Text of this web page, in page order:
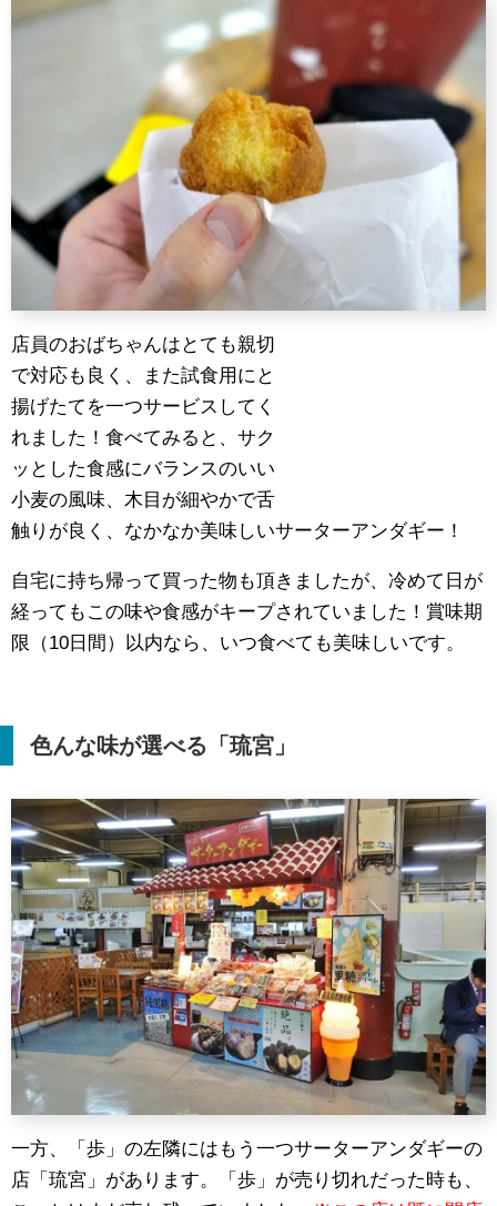
店員のおばちゃんはとても親切
で対応も良く、また試食用にと
揚げたてを一つサービスしてく
れました！食べてみると、サク
ッとした食感にバランスのいい
小麦の風味、木目が細やかで舌
触りが良く、なかなか美味しいサーターアンダギー！
自宅に持ち帰って買った物も頂きましたが、冷めて日が
経ってもこの味や食感がキープされていました！賞味期
限（10日間）以内なら、いつ食べても美味しいです。
色んな味が選べる「琉宮」
一方、「歩」の左隣にはもう一つサーターアンダギーの
店「琉宮」があります。「歩」が売り切れだった時も、